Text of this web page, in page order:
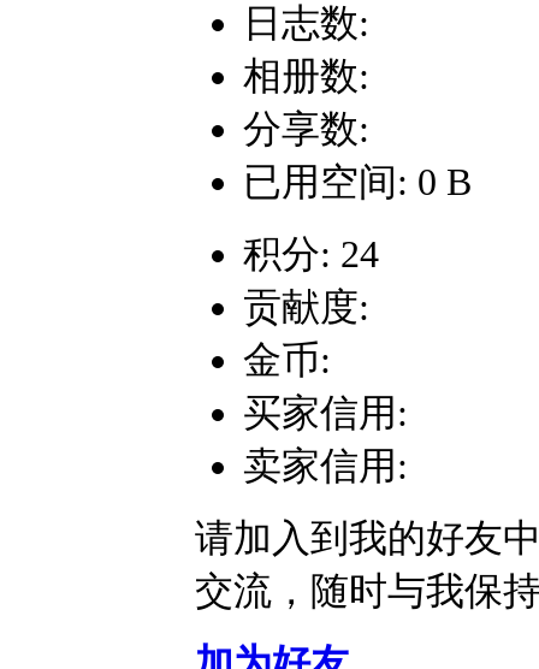
日志数:
相册数:
分享数:
已用空间: 0 B
积分: 24
贡献度:
金币:
买家信用:
卖家信用:
请加入到我的好友
交流，随时与我保